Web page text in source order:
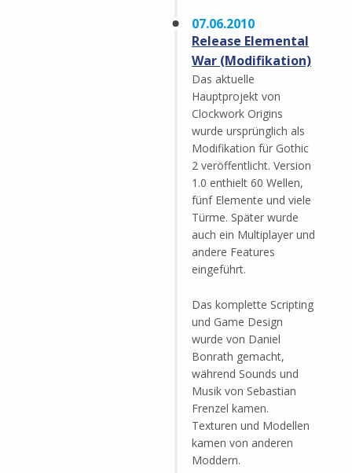
07.06.2010
Release Elemental
War (Modifikation)
Das aktuelle
Hauptprojekt von
Clockwork Origins
wurde ursprünglich als
Modifikation für Gothic
2 veröffentlicht. Version
1.0 enthielt 60 Wellen,
fünf Elemente und viele
Türme. Später wurde
auch ein Multiplayer und
andere Features
eingeführt.
Das komplette Scripting
und Game Design
wurde von Daniel
Bonrath gemacht,
während Sounds und
Musik von Sebastian
Frenzel kamen.
Texturen und Modellen
kamen von anderen
Moddern.